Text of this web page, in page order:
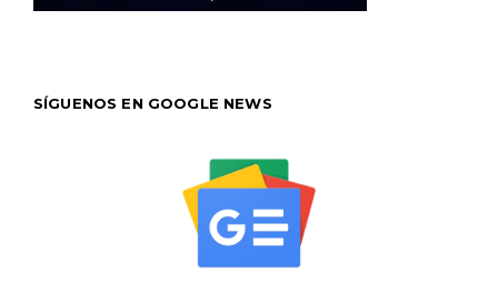
SÍGUENOS EN GOOGLE NEWS